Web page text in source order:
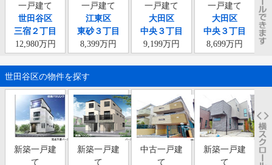
一戸建て
世田谷区
三宿２丁目
12,980万円
一戸建て
江東区
東砂３丁目
8,399万円
一戸建て
大田区
中央３丁目
9,199万円
一戸建て
大田区
中央３丁目
8,699万円
世田谷区の物件を探す
新築一戸建
て
新築一戸建
て
中古一戸建
て
新築一戸建
て